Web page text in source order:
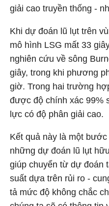
giải cao truyền thống -
Khi dự đoán lũ lụt trên
mô hình LSG mất 33
nghiên cứu về sông
giây, trong khi phương
giờ. Trong hai trường
được độ chính xác 99%
lực có độ phân giải cao.
Kết quả này là một
những dự đoán lũ lụt
giúp chuyển từ dự đoán
suất dựa trên rủi ro -
tả mức độ không chắc